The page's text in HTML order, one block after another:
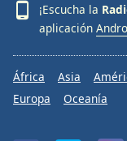
¡Escucha la
aplicación
África Asia
Europa
Oceanía